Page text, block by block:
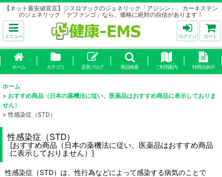
【ネット最安値宣言】ジスロマックのジェネリック「アジシン」、カーネステン
のジェネリック「デファンゴ」なら、価格に絶対の自信があります！
メニュー ログイン カート
ホーム カテゴリ 店長ブログ 商品検索 ご利用案内 特商法表示
ホーム
> おすすめ商品（日本の薬機法に従い、医薬品はおすすめ商品に表示しておりま
せん）
> 性感染症（STD）
性感染症（STD）
[おすすめ商品（日本の薬機法に従い、医薬品はおすすめ商品
に表示しておりません） ]
性感染症（STD）は、性行為などによって感染する病気のことで